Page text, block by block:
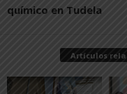
químico en Tudela
Artículos